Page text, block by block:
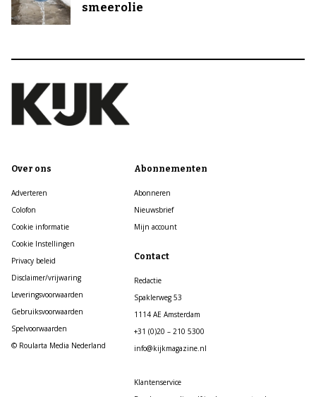
smeerolie
Over ons
Adverteren
Colofon
Cookie informatie
Cookie Instellingen
Privacy beleid
Disclaimer/vrijwaring
Leveringsvoorwaarden
Gebruiksvoorwaarden
Spelvoorwaarden
© Roularta Media Nederland
Abonnementen
Abonneren
Nieuwsbrief
Mijn account
Contact
Redactie
Spaklerweg 53
1114 AE Amsterdam
+31 (0)20 – 210 5300
info@kijkmagazine.nl
Klantenservice